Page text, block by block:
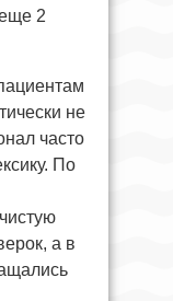
2
не
часто
По
а в